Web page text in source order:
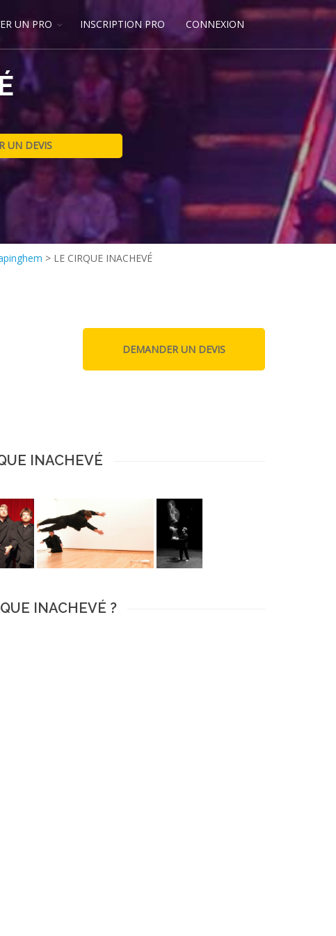
UN PRO INSCRIPTION PRO CONNEXION
> LE CIRQUE INACHEVÉ
INACHEVÉ
INACHEVÉ ?